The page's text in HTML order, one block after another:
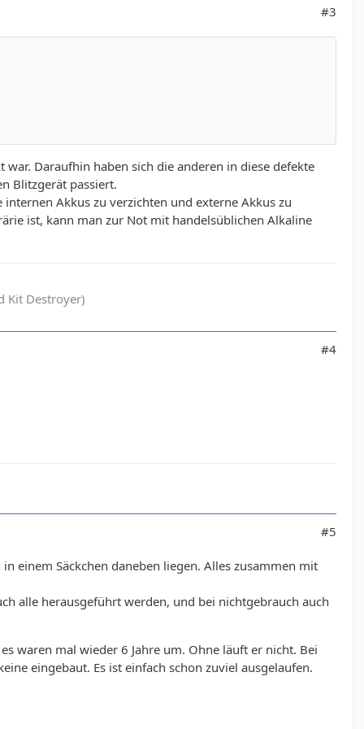
#3
Daraufhin haben sich die anderen in diese defekte
Blitzgerät passiert.
Akkus zu verzichten und externe Akkus zu
ist, kann man zur Not mit handelsüblichen Alkaline
Kit Destroyer)
#4
#5
einem Säckchen daneben liegen. Alles zusammen mit
alle herausgeführt werden, und bei nichtgebrauch auch
waren mal wieder 6 Jahre um. Ohne läuft er nicht. Bei
eingebaut. Es ist einfach schon zuviel ausgelaufen.